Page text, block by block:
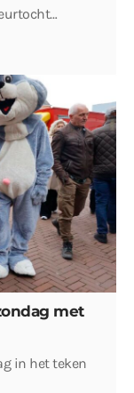
met
in het teken